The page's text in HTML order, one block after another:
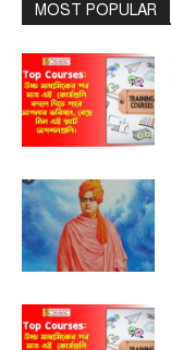
MOST POPULAR